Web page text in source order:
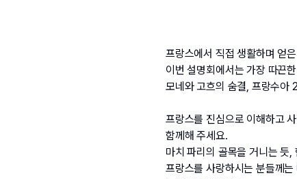
프랑스에서 직접 생활하며 얻
이번 설명회에서는 가장 따끈
모네와 고흐의 숨결, 프랑수아
프랑스를 진심으로 이해하고
함께해 주세요.
마치 파리의 골목을 거니는 듯
프랑스를 사랑하시는 분들께